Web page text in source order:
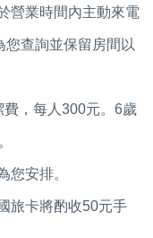
營業時間內主動來電
查詢並保留房間以
，每人300元。6歲
您安排。
旅卡將酌收50元手